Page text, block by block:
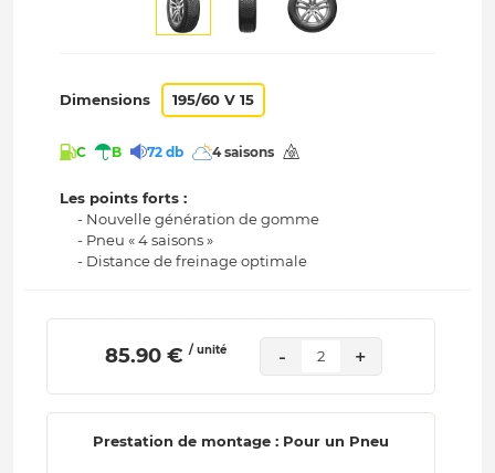
Dimensions 195/60 V 15
C B 72 db 4 saisons
Les points forts :
- Nouvelle génération de gomme
- Pneu « 4 saisons »
- Distance de freinage optimale
85.90 € / unité - 2 +
Prestation de montage : Pour un Pneu